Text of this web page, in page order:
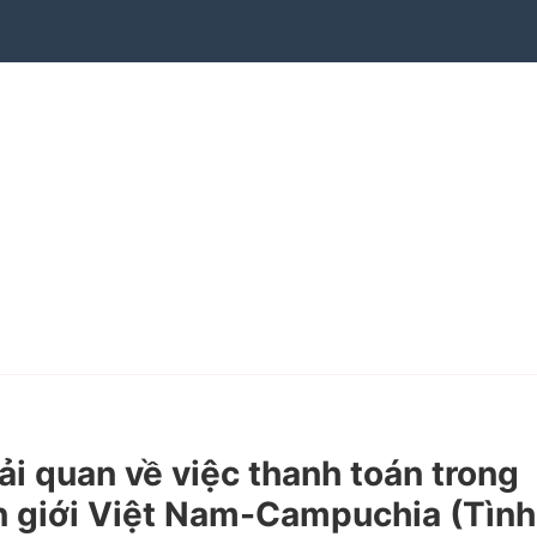
quan về việc thanh toán trong
giới Việt Nam-Campuchia (Tình